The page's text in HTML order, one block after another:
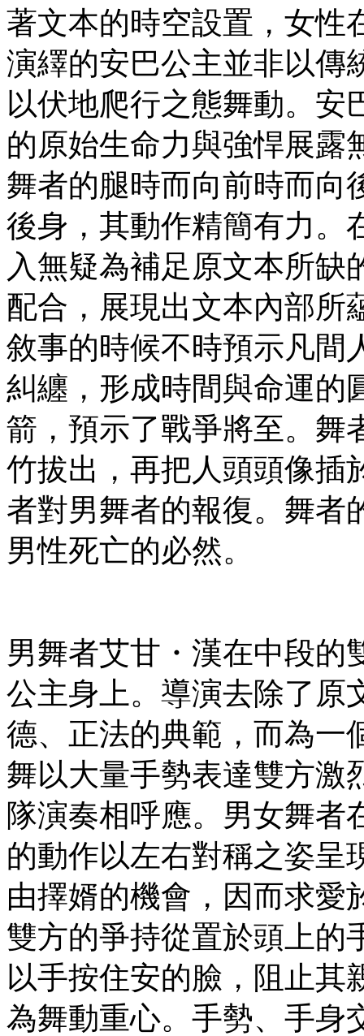
著文本的時空設置，女性
演繹的安巴公主並非以傳
以伏地爬行之態舞動。安
的原始生命力與強悍展露
舞者的腿時而向前時而向
後身，其動作精簡有力。
入無疑為補足原文本所缺
配合，展現出文本內部所
敘事的時候不時預示凡間
糾纏，形成時間與命運的
箭，預示了戰爭將至。舞
竹拔出，再把人頭頭像插
者對男舞者的報復。舞者
男性死亡的必然。
男舞者艾甘・漢在中段的
公主身上。導演去除了原
德、正法的典範，而為一
舞以大量手勢表達雙方激
隊演奏相呼應。男女舞者
的動作以左右對稱之姿呈
由擇婿的機會，因而求愛
雙方的爭持從置於頭上的
以手按住安的臉，阻止其
為舞動重心。手勢、手身